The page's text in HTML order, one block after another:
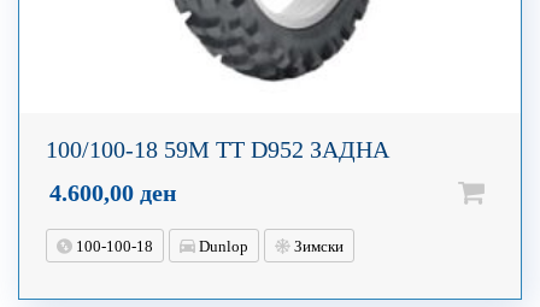
100/100-18 59M TT D952 ЗАДНА
4.600,00 ден
100-100-18 Dunlop Зимски